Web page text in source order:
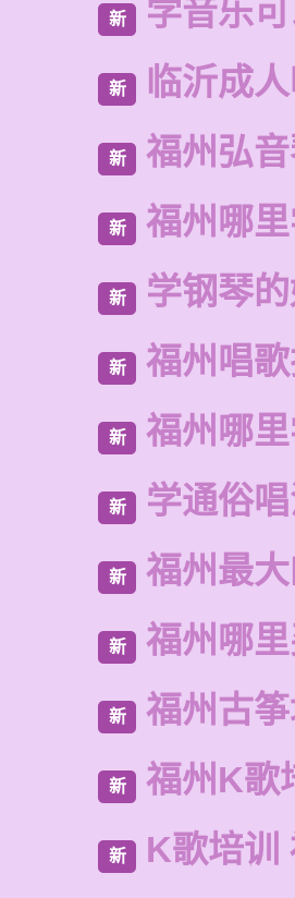
新 学音乐
新 临沂成
新 福州弘
新 福州哪
新 学钢琴
新 福州唱
新 福州哪
新 学通俗
新 福州最
新 福州哪
新 福州古
新 福州K歌
新 K歌培训